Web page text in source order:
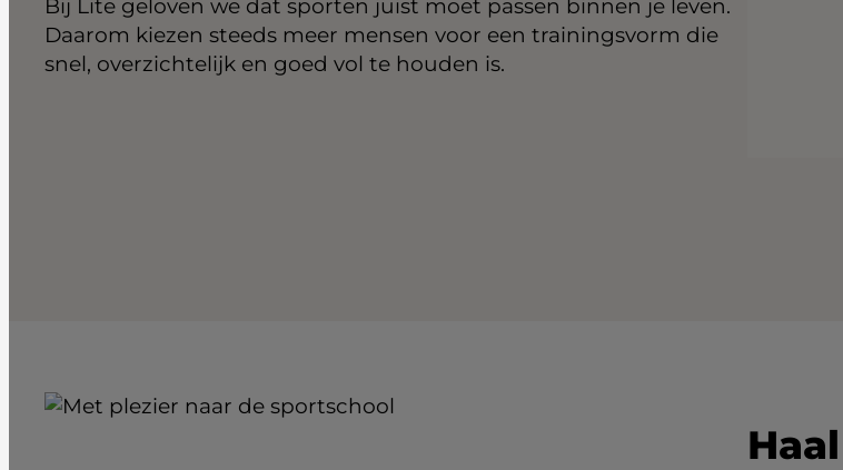
Bij Lite geloven we dat sporten juist moet passen binnen je leven.
Daarom kiezen steeds meer mensen voor een trainingsvorm die
snel, overzichtelijk en goed vol te houden is.